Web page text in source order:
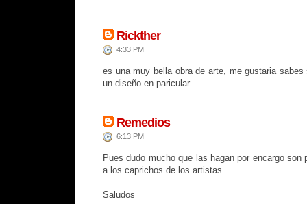
Rickther
4:33 PM
es una muy bella obra de arte, me gustaria
un diseño en paricular...
Remedios
6:13 PM
Pues dudo mucho que las hagan por encargo son
a los caprichos de los artistas.
Saludos